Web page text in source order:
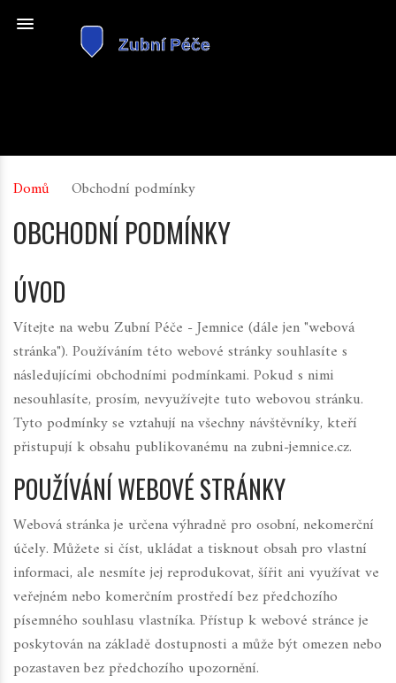
Domů Obchodní podmínky
OBCHODNÍ PODMÍNKY
ÚVOD
Vítejte na webu Zubní Péče - Jemnice (dále jen "webová
stránka"). Používáním této webové stránky souhlasíte s
následujícími obchodními podmínkami. Pokud s nimi
nesouhlasíte, prosím, nevyužívejte tuto webovou stránku.
Tyto podmínky se vztahují na všechny návštěvníky, kteří
přistupují k obsahu publikovanému na zubni-jemnice.cz.
POUŽÍVÁNÍ WEBOVÉ STRÁNKY
Webová stránka je určena výhradně pro osobní, nekomerční
účely. Můžete si číst, ukládat a tisknout obsah pro vlastní
informaci, ale nesmíte jej reprodukovat, šířit ani využívat ve
veřejném nebo komerčním prostředí bez předchozího
písemného souhlasu vlastníka. Přístup k webové stránce je
poskytován na základě dostupnosti a může být omezen nebo
pozastaven bez předchozího upozornění.